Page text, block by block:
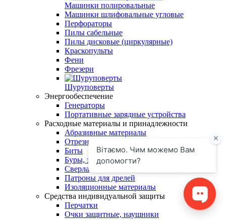
Машинки полировальные
Машинки шлифовальные угловые
Перфораторы
Пилы сабельные
Пилы дисковые (циркулярные)
Краскопульты
Фени
Фрезери
Шуруповерты
Энергообеспечение
Генераторы
Портативные зарядные устройства
Расходные материалы и принадлежности
Абразивные материалы
Отрезные пилы и полотна
Биты
Буры, зубила, пробойники
Сверла
Патроны для дрелей
Изоляционные материалы
Средства индивидуальной защиты
Перчатки
Очки защитные, наушники